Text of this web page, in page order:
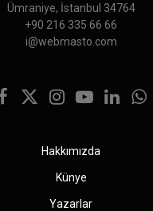
Ümraniye, İstanbul 34764
+90 216 335 66 66
i@webmasto.com
Facebook
X
Instagram
YouTubeLinkedIn
Hakkımızda
Künye
Yazarlar